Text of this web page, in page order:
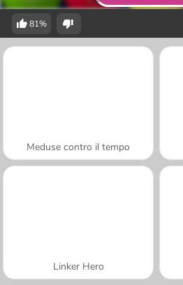
81%
Meduse contro il tempo
Linker Hero